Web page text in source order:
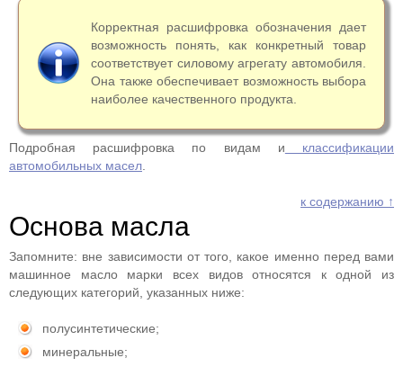
Корректная расшифровка обозначения дает
возможность понять, как конкретный товар
соответствует силовому агрегату автомобиля.
Она также обеспечивает возможность выбора
наиболее качественного продукта.
Подробная расшифровка по видам и классификации
автомобильных масел
к содержанию ↑
Основа масла
Запомните: вне зависимости от того, какое именно перед вами
машинное масло марки всех видов относятся к одной из
следующих категорий, указанных ниже:
полусинтетические;
минеральные;